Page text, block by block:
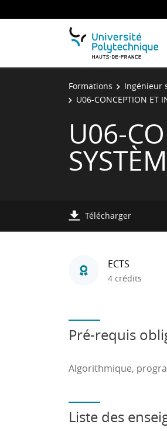
Formations Ingénieur
U06-CONCEPTION ET
U06-
Télécharger
ECTS
4 crédits
Pré-requis
Algorithmique,
Liste des